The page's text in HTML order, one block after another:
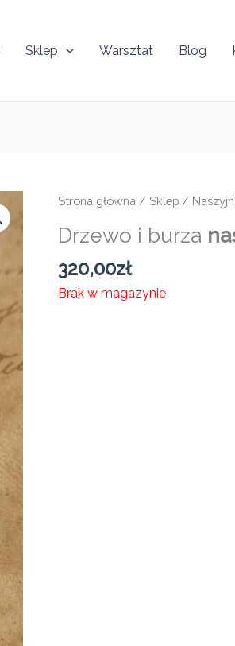
Sklep Warsztat Blog
Strona główna /Sklep /
Drzewo i burza
320,00zł
Brak w magazynie